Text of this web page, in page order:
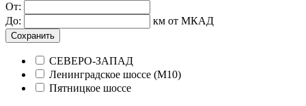
От:
До:
км от МКАД
Сохранить
СЕВЕРО-ЗАПАД
Ленинградское шоссе (М10)
Пятницкое шоссе